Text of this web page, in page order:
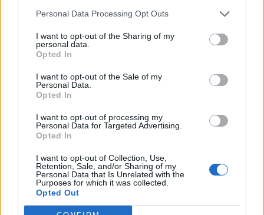
Personal Data Processing Opt Outs
I want to opt-out of the Sharing of my
personal data.
Opted In
I want to opt-out of the Sale of my
Personal Data.
Opted In
I want to opt-out of processing my
Personal Data for Targeted Advertising.
Opted In
I want to opt-out of Collection, Use,
Retention, Sale, and/or Sharing of my
Personal Data that Is Unrelated with the
Purposes for which it was collected.
Opted Out
elftal?
Kuhn heeft al gespeeld voor jeugdelftallen van Nederland en
is de aanvoerder van Oranje onder 19.
Tot wanneer staat Wessel Kuhn onder
contract bij PSV en wat is zijn
PSV en Kuhn zijn contractueel tot medio 2028 verbonden
Een ander talent dat recentelijk in de PSV-selectie in de
Champions League werd opgenomen was